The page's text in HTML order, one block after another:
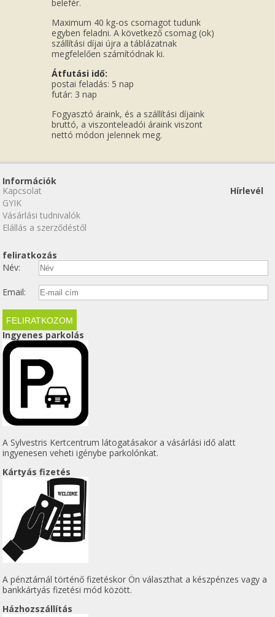
belefér.
Maximum 40 kg-os csomagot tudunk
egyben feladni. A következő csomag (ok)
szállítási díjai újra a táblázatnak
megfelelően számítódnak ki.
Átfutási idő:
postai feladás: 5 nap
futár: 3 nap
Fogyasztó áraink, és a szállítási díjaink
bruttó, a viszonteleadói áraink viszont
nettó módon jelennek meg.
Információk
Kapcsolat
GYIK
Vásárlási tudnivalók
Elállás a szerződéstől
Hírlevél
feliratkozás
Név:
Email:
Ingyenes parkolás
A Sylvestris Kertcentrum látogatásakor a vásárlási idő alatt
ingyenesen veheti igénybe parkolónkat.
Kártyás fizetés
A pénztárnál történő fizetéskor Ön választhat a készpénzes vagy a
bankkártyás fizetési mód között.
Házhozszállítás